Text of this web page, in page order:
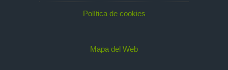
Política de cookies
Mapa del Web